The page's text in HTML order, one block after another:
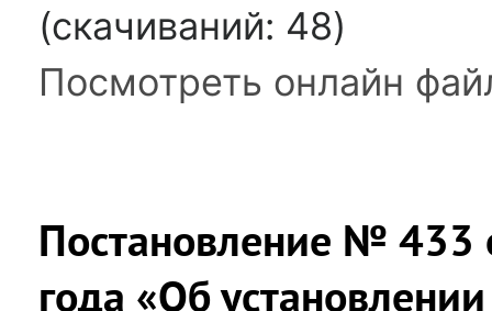
(cкачиваний: 48)
Посмотреть онлайн
Постановление №
года «Об